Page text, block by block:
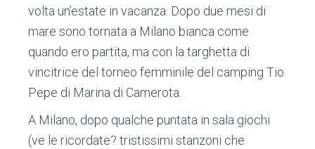
volta un’estate in vacanza. Dopo due mesi di
mare sono tornata a Milano bianca come
quando ero partita, ma con la targhetta di
vincitrice del torneo femminile del camping Tio
Pepe di Marina di Camerota.
A Milano, dopo qualche puntata in sala giochi
(ve le ricordate? tristissimi stanzoni che